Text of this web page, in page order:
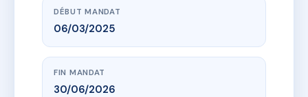
DÉBUT MANDAT
06/03/2025
FIN MANDAT
30/06/2026